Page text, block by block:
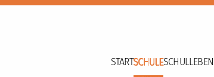
STARTSCHULESCHULLEBEN